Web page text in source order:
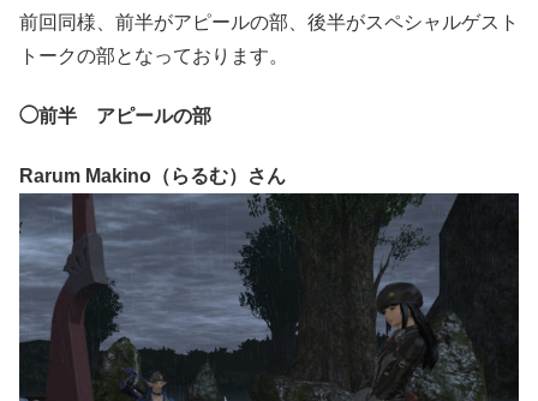
前回同様、前半がアピールの部、後半がスペシャルゲスト
トークの部となっております。
◯前半 アピールの部
Rarum Makino（らるむ）さん